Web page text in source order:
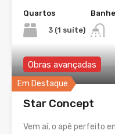
Quartos
3 (1 suíte)
Em Destaque
Obras avançadas
Star Concept
Vem aí, o apê perfeito